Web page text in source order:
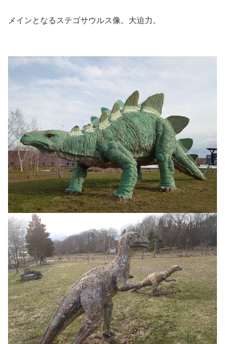
メインとなるステゴサウルス像。大迫力。